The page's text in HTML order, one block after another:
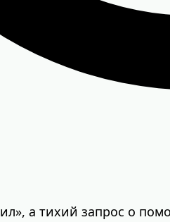
а тихий запрос о